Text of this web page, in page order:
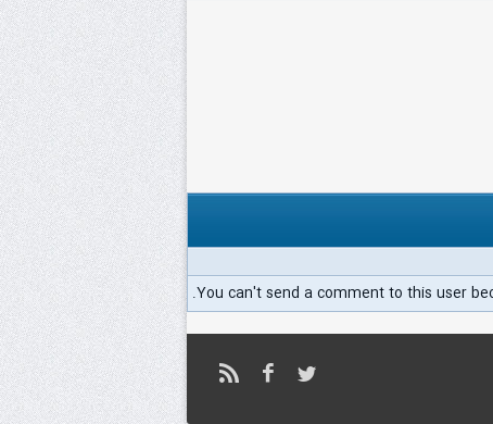
You can't send a comment to this user